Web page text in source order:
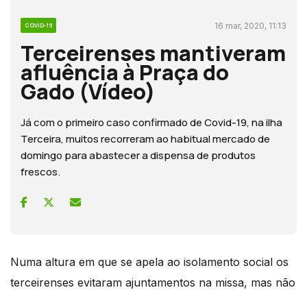
COVID-19 16 mar, 2020, 11:13
Terceirenses mantiveram
afluência à Praça do
Gado (Vídeo)
Já com o primeiro caso confirmado de Covid-19, na ilha
Terceira, muitos recorreram ao habitual mercado de
domingo para abastecer a dispensa de produtos
frescos.
Numa altura em que se apela ao isolamento social os
terceirenses evitaram ajuntamentos na missa, mas não